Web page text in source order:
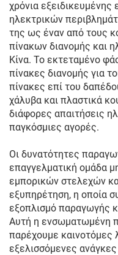
χρόνια
ηλεκτρικών
της ως έναν από τους
πίνακων διανομής και
Κίνα. Το εκτεταμένο
πίνακες διανομής για
πίνακες επί του
χάλυβα και πλαστικά
διάφορες απαιτήσεις
παγκόσμιες αγορές.
Οι δυνατότητες
επαγγελματική ομάδα
εμπορικών στελεχών
εξυπηρέτηση, η οποία
εξοπλισμό παραγωγής
Αυτή η ενσωματωμένη
παρέχουμε καινοτόμες
εξελισσόμενες